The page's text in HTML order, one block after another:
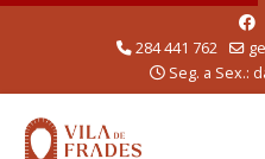
284 441 762
Seg. a Sex.: